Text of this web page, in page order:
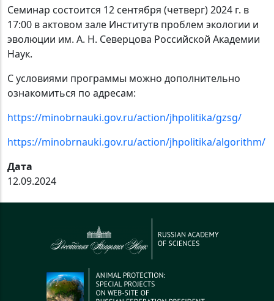
Семинар состоится 12 сентября (четверг) 2024 г. в
17:00 в актовом зале Институтв проблем экологии и
эволюции им. А. Н. Северцова Российской Академии
Наук.
С условиями программы можно дополнительно
ознакомиться по адресам:
https://minobrnauki.gov.ru/action/jhpolitika/gzsg/
https://minobrnauki.gov.ru/action/jhpolitika/algorithm/
Дата
12.09.2024